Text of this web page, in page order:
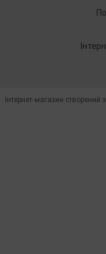
Інтернет-магазин створений